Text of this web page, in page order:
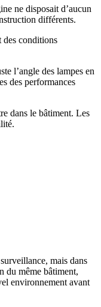
ne disposait d’aucun
différents.
des conditions
l’angle des lampes en
des performances
dans le bâtiment. Les
mais dans
du même bâtiment,
environnement avant